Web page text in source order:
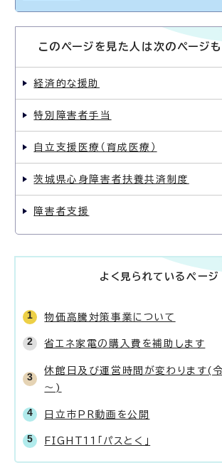
このページを見た人は次のページ
経済的な援助
特別障害者手当
自立支援医療（育成医療）
茨城県心身障害者扶養共済制度
障害者支援
よく見られているページ
物価高騰対策事業について
省エネ家電の購入費を補助します
休館日及び運営時間が変わります(
～)
日立市PR動画を公開
FIGHT11「パスとく」